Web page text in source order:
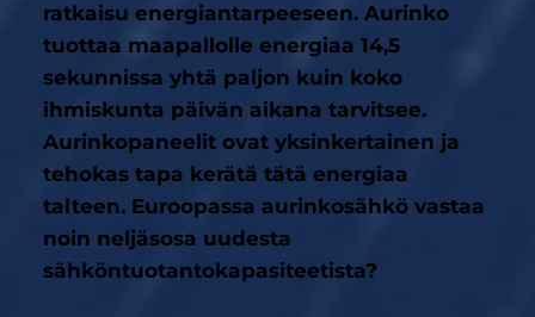
ratkaisu energiantarpeeseen. Aurinko
tuottaa maapallolle energiaa 14,5
sekunnissa yhtä paljon kuin koko
ihmiskunta päivän aikana tarvitsee.
Aurinkopaneelit ovat yksinkertainen ja
tehokas tapa kerätä tätä energiaa
talteen. Euroopassa aurinkosähkö vastaa
noin neljäsosa uudesta
sähköntuotantokapasiteetista?